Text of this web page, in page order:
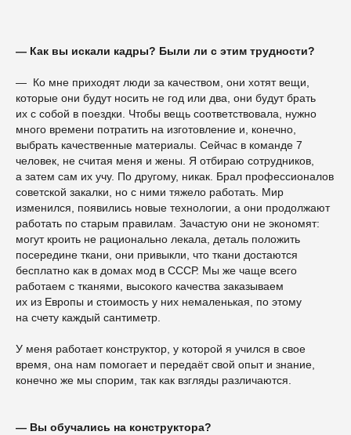
— Как вы искали кадры? Были ли с этим трудности?
— Ко мне приходят люди за качеством, они хотят вещи,
которые они будут носить не год или два, они будут брать
их с собой в поездки. Чтобы вещь соответствовала, нужно
много времени потратить на изготовление и, конечно,
выбрать качественные материалы. Сейчас в команде 7
человек, не считая меня и жены. Я отбираю сотрудников,
а затем сам их учу. По другому, никак. Брал профессионалов
советской закалки, но с ними тяжело работать. Мир
изменился, появились новые технологии, а они продолжают
работать по старым правилам. Зачастую они не экономят:
могут кроить не рационально лекала, деталь положить
посередине ткани, они привыкли, что ткани достаются
бесплатно как в домах мод в СССР. Мы же чаще всего
работаем с тканями, высокого качества заказываем
их из Европы и стоимость у них немаленькая, по этому
на счету каждый сантиметр.
У меня работает конструктор, у которой я учился в свое
время, она нам помогает и передаёт свой опыт и знание,
конечно же мы спорим, так как взгляды различаются.
— Вы обучались на конструктора?